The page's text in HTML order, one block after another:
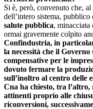
Si è, però, convenuto che,
dell’intero sistema, pubblico
salute pubblica,
ormai gravemente colpito
Confindustria, in
la necessità che il
compensative per le
dovuto fermare la
sull’inoltro al centro delle
Cna ha chiesto, tra
attinenti proprio alle
riconversioni,